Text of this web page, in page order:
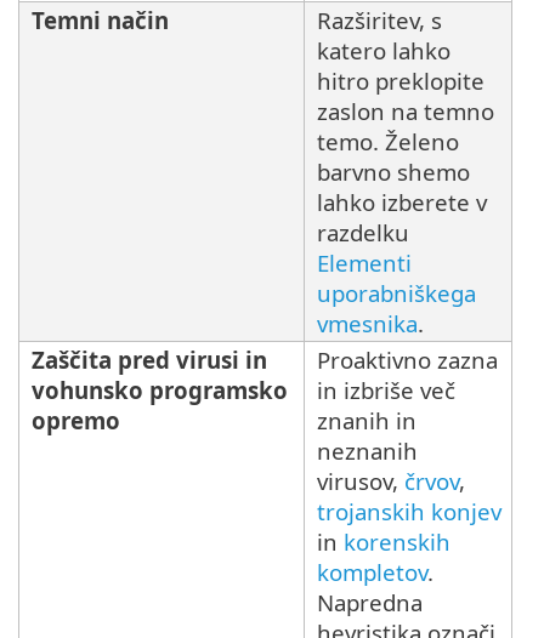
Temni način
Razširitev, s
katero lahko
hitro preklopite
zaslon na temno
temo. Želeno
barvno shemo
lahko izberete v
razdelku
Elementi
uporabniškega
vmesnika.
Zaščita pred virusi in
vohunsko programsko
opremo
Proaktivno zazna
in izbriše več
znanih in
neznanih
virusov, črvov,
trojanskih konjev
in korenskih
kompletov.
Napredna